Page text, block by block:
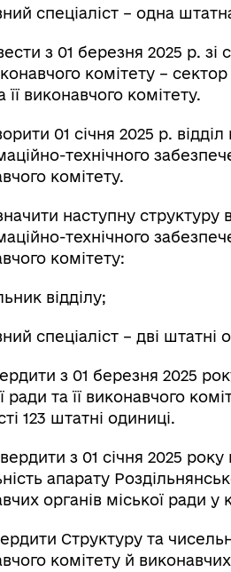
спеціаліст – одна
з 01 березня 2025 р. зі
комітету –
її виконавчого комітету.
01 січня 2025 р.
технічного
комітету.
наступну структуру
технічного
комітету:
відділу;
спеціаліст – дві штатні
з 01 березня 2025
ради та її виконавчого
123 штатні одиниці.
з 01 січня 2025
апарату
органів міської ради у
Структуру та
комітету й